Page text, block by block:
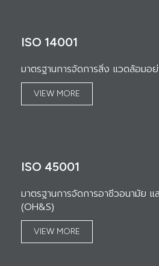
ISO 14001
มาตรฐานการจัดการสิ่ง แวดล้อมอ
VIEW MORE
ISO 45001
มาตรฐานการจัดการอาชีวอนามัย
(OH&S)
VIEW MORE